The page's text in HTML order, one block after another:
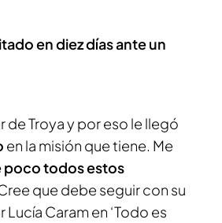
en diez días ante un
de Troya y por eso le llegó
en la misión que tiene. Me
poco todos estos
que debe seguir con su
Caram en ‘Todo es